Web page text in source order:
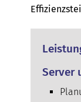
Server